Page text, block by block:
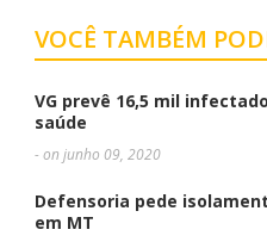
VOCÊ TAMBÉM
VG prevê 16,5 mil
saúde
- on junho 09, 2020
Defensoria pede
em MT